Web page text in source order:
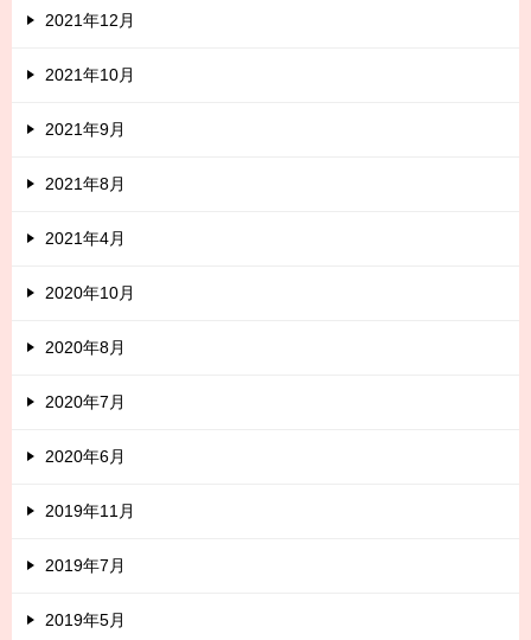
2021年12月
2021年10月
2021年9月
2021年8月
2021年4月
2020年10月
2020年8月
2020年7月
2020年6月
2019年11月
2019年7月
2019年5月